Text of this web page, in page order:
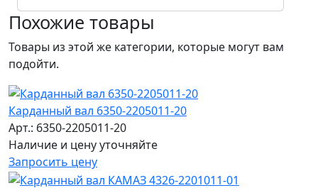
Похожие товары
Товары из этой же категории, которые могут вам
подойти.
Карданный вал 6350-2205011-20
Арт.: 6350-2205011-20
Наличие и цену уточняйте
Запросить цену